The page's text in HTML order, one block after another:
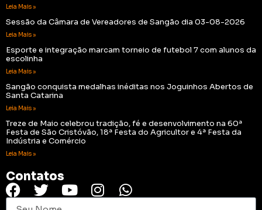
Leia Mais »
Sessão da Câmara de Vereadores de Sangão dia 03-08-2026
Leia Mais »
Esporte e integração marcam torneio de futebol 7 com alunos da
escolinha
Leia Mais »
Sangão conquista medalhas inéditas nos Joguinhos Abertos de
Santa Catarina
Leia Mais »
Treze de Maio celebrou tradição, fé e desenvolvimento na 60ª
Festa de São Cristóvão, 18ª Festa do Agricultor e 4ª Festa da
Indústria e Comércio
Leia Mais »
Contatos